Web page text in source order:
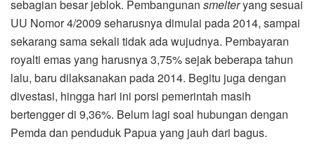
sebagian besar jeblok. Pembangunan smelteryang sesuai
UU Nomor 4/2009 seharusnya dimulai pada 2014, sampai
sekarang sama sekali tidak ada wujudnya. Pembayaran
royalti emas yang harusnya 3,75% sejak beberapa tahun
lalu, baru dilaksanakan pada 2014. Begitu juga dengan
divestasi, hingga hari ini porsi pemerintah masih
bertengger di 9,36%. Belum lagi soal hubungan dengan
Pemda dan penduduk Papua yang jauh dari bagus.